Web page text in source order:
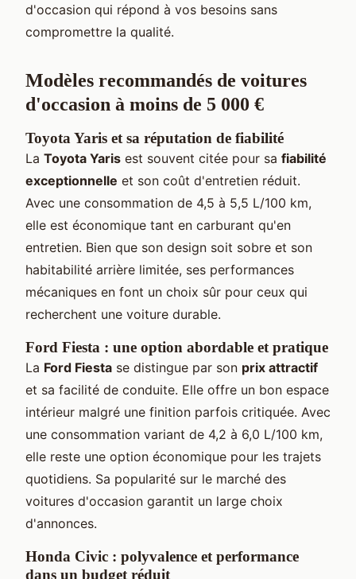
d'occasion qui répond à vos besoins sans
compromettre la qualité.
Modèles recommandés de voitures
d'occasion à moins de 5 000 €
Toyota Yaris et sa réputation de fiabilité
La Toyota Yaris est souvent citée pour sa fiabilité
exceptionnelle et son coût d'entretien réduit.
Avec une consommation de 4,5 à 5,5 L/100 km,
elle est économique tant en carburant qu'en
entretien. Bien que son design soit sobre et son
habitabilité arrière limitée, ses performances
mécaniques en font un choix sûr pour ceux qui
recherchent une voiture durable.
Ford Fiesta : une option abordable et pratique
La Ford Fiesta se distingue par son prix attractif
et sa facilité de conduite. Elle offre un bon espace
intérieur malgré une finition parfois critiquée. Avec
une consommation variant de 4,2 à 6,0 L/100 km,
elle reste une option économique pour les trajets
quotidiens. Sa popularité sur le marché des
voitures d'occasion garantit un large choix
d'annonces.
Honda Civic : polyvalence et performance
dans un budget réduit